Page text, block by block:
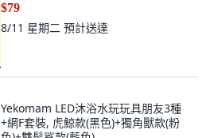
$79
8/11 星期二 預計送達
Yekomam LED沐浴水玩玩具朋友3種
+網F套裝, 虎鯨款(黑色)+獨角獸款(粉